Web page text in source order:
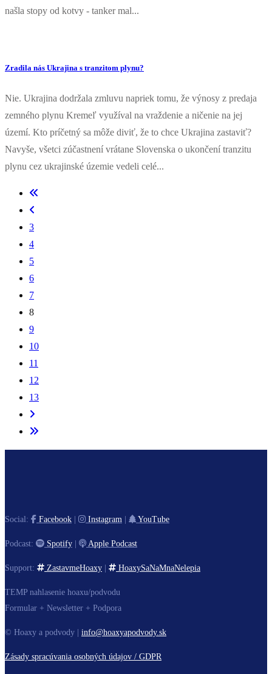
našla stopy od kotvy - tanker mal...
Zradila nás Ukrajina s tranzitom plynu?
Nie. Ukrajina dodržala zmluvu napriek tomu, že výnosy z predaja
zemného plynu Kremeľ využíval na vraždenie a ničenie na jej
území. Kto príčetný sa môže diviť, že to chce Ukrajina zastaviť?
Navyše, všetci zúčastnení vrátane Slovenska o ukončení tranzitu
plynu cez ukrajinské územie vedeli celé...
3
4
5
6
7
8
9
10
11
12
13
Social: Facebook Instagram YouTube
Podcast: Spotify Apple Podcast
Support: ZastavmeHoaxy HoaxySaNaMnaNelepia
TEMP nahlasenie hoaxu/podvodu
Formular + Newsletter + Podpora
© Hoaxy a podvody | info@hoaxyapodvody.sk
Zásady spracúvania osobných údajov / GDPR